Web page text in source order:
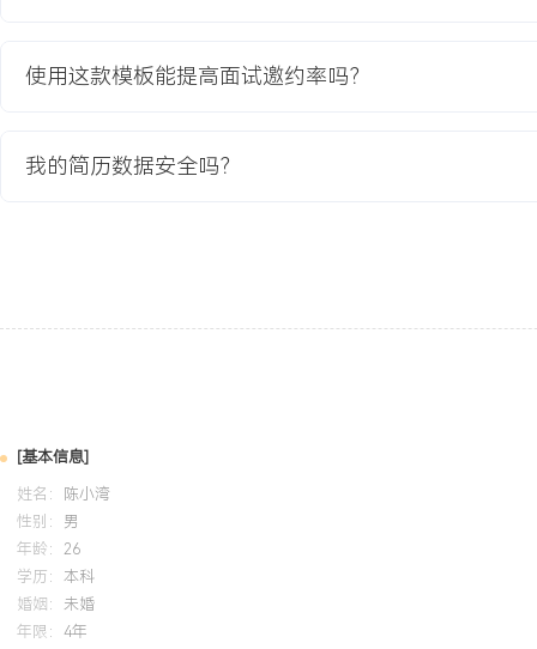
GPA X.X/X.X（专业前XX%），主修消费者行为学、市场调研等核心
得课程优秀评价。
特质：执行力强，能同时处理多线程任务，具备良好的沟通协调能
团队协作推进项目落地，适应快节奏的互联网工作环境。
培训经历
2024-09
使用这款模板能提高面试邀约率吗？
我的简历数据安全吗？
[基本信息]
姓名：
陈小湾
性别： 男
年龄： 26
学历： 本科
婚姻： 未婚
年限： 4年